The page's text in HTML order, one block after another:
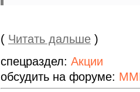
( Читать дальше )
спецраздел: Акции
обсудить на форуме: